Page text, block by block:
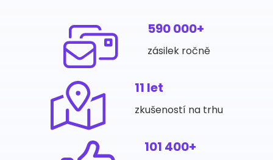
590 000+
zásilek ročně
11 let
zkušeností na trhu
101 400+